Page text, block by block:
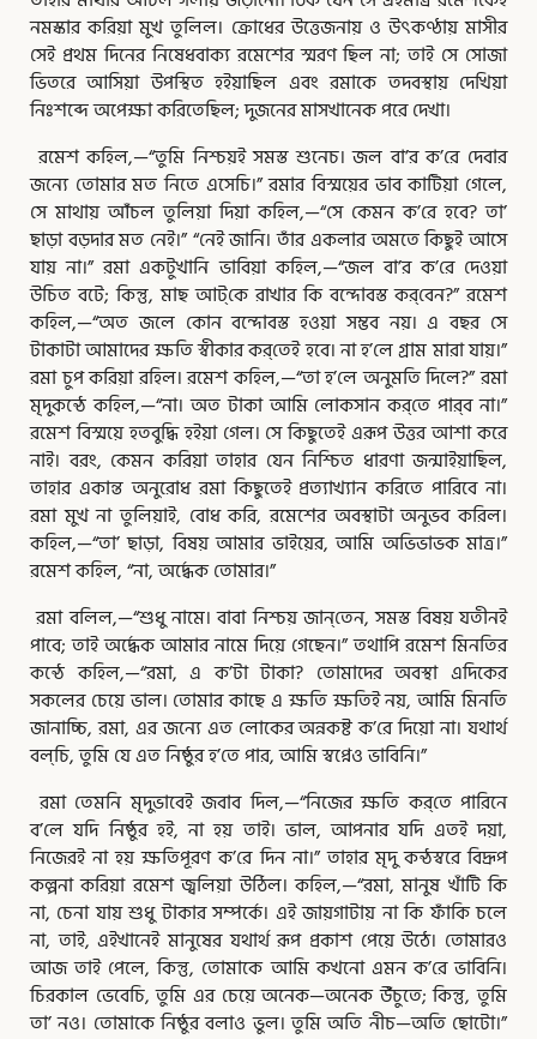
নমস্কার করিয়া মুখ তুলিল। ক্রোধের উত্তেজনায় ও উৎকণ্ঠায় মাসীর
সেই প্রথম দিনেরনিষেধবাক্য রমেশের স্মরণ ছিল না; তাই সে সোজা
ভিতরে আসিয়া উপস্থিত হইয়াছিল এবং রমাকে তদবস্থায় দেখিয়া
নিঃশব্দে অপেক্ষা করিতেছিল; দুজনের মাসখানেক পরে দেখা।
রমেশ কহিল,—“তুমি নিশ্চয়ই সমস্ত শুনেচ। জল বা’র ক’রে দেবার
জন্যে তোমার মত নিতে এসেচি।” রমার বিস্ময়ের ভাব কাটিয়া গেলে,
সে মাথায় আঁচল তুলিয়া দিয়া কহিল,—“সে কেমন ক’রে হবে? তা’
ছাড়া বড়দার মত নেই।” “নেই জানি। তাঁর একলার অমতে কিছুই আসে
যায় না।” রমা একটুখানি ভাবিয়া কহিল,—“জল বা’র ক’রে দেওয়া
উচিত বটে; কিন্তু, মাছ আট্‌কে রাখার কি বন্দোবস্ত কর্‌বেন?” রমেশ
কহিল,—“অত জলে কোন বন্দোবস্ত হওয়া সম্ভব নয়। এ বছর সে
টাকাটা আমাদের ক্ষতি স্বীকার কর্‌তেই হবে। না হ’লে গ্রাম মারা যায়।”
রমা চুপ করিয়া রহিল। রমেশ কহিল,—“তা হ’লে অনুমতি দিলে?” রমা
মৃদুকন্ঠে কহিল,—“না। অত টাকা আমি লোকসান কর্‌তে পার্‌ব না।”
রমেশ বিস্ময়ে হতবুদ্ধি হইয়া গেল। সে কিছুতেই এরূপ উত্তর আশা করে
নাই। বরং, কেমন করিয়া তাহার যেন নিশ্চিত ধারণা জন্মাইয়াছিল,
তাহার একান্ত অনুরোধ রমা কিছুতেই প্রত্যাখ্যান করিতে পারিবে না।
রমা মুখ না তুলিয়াই, বোধ করি, রমেশের অবস্থাটা অনুভব করিল।
কহিল,—“তা’ ছাড়া, বিষয় আমার ভাইয়ের, আমি অভিভাভক মাত্র।”
রমেশ কহিল, “না, অর্দ্ধেক তোমার।”
রমা বলিল,—“শুধু নামে। বাবা নিশ্চয় জান্‌তেন, সমস্ত বিষয় যতীনই
পাবে; তাই অর্দ্ধেক আমার নামে দিয়ে গেছেন।” তথাপি রমেশ মিনতির
কন্ঠে কহিল,—“রমা, এ ক’টা টাকা? তোমাদের অবস্থা এদিকের
সকলের চেয়ে ভাল। তোমার কাছে এ ক্ষতি ক্ষতিই নয়, আমি মিনতি
জানাচ্চি, রমা, এর জন্যে এত লোকের অন্নকষ্ট ক’রে দিয়ো না। যথার্থ
বল্‌চি, তুমি যে এত নিষ্ঠুর হ’তে পার, আমি স্বপ্নেও ভাবিনি।”
রমা তেমনি মৃদুভাবেই জবাব দিল,—“নিজের ক্ষতি কর্‌তে পারিনে
ব’লে যদি নিষ্ঠুর হই, না হয় তাই। ভাল, আপনার যদি এতই দয়া,
নিজেরই না হয় ক্ষতিপূরণ ক’রে দিন না।” তাহার মৃদু কন্ঠস্বরে বিদ্রূপ
কল্পনা করিয়া রমেশ জ্বলিয়া উঠিল। কহিল,—“রমা, মানুষ খাঁটি কি
না, চেনা যায় শুধু টাকার সম্পর্কে। এই জায়গাটায় না কি ফাঁকি চলে
না, তাই, এইখানেই মানুষের যথার্থ রূপ প্রকাশ পেয়ে উঠে। তোমারও
আজ তাই পেলে, কিন্তু, তোমাকে আমি কখনো এমন ক’রে ভাবিনি।
চিরকাল ভেবেচি, তুমি এর চেয়ে অনেক—অনেক উঁচুতে; কিন্তু, তুমি
তা’ নও। তোমাকে নিষ্ঠুর বলাও ভুল। তুমি অতি নীচ—অতি ছোটো।”